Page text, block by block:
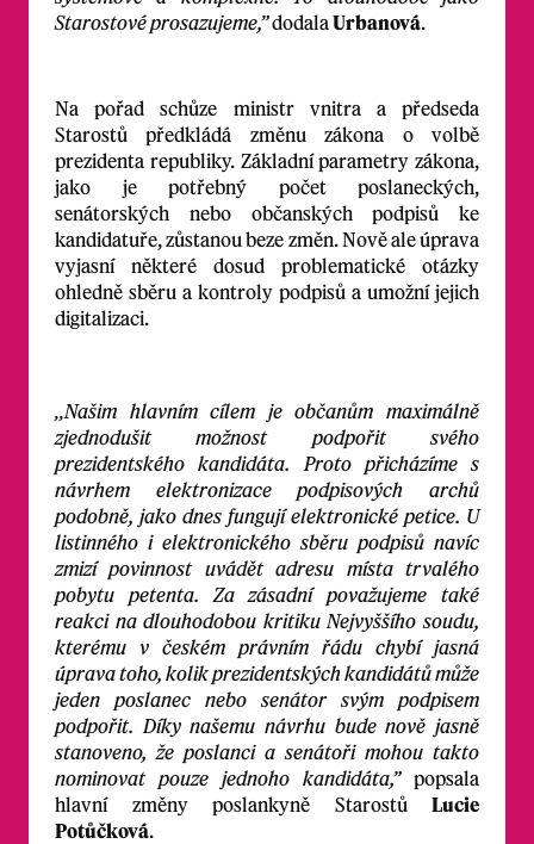
Starostové prosazujeme,”dodalaUrbanová.
Na pořad schůze ministr vnitra a předseda
Starostů předkládá změnu zákona o volbě
prezidenta republiky. Základní parametry zákona,
jako je potřebný počet poslaneckých,
senátorských nebo občanských podpisů ke
kandidatuře, zůstanou beze změn. Nově ale úprava
vyjasní některé dosud problematické otázky
ohledně sběru a kontroly podpisů a umožní jejich
digitalizaci.
‚‚Našim hlavním cílem je občanům maximálně
zjednodušit možnost podpořit svého
prezidentského kandidáta. Proto přicházíme s
návrhem elektronizace podpisových archů
podobně, jako dnes fungují elektronické petice. U
listinného i elektronického sběru podpisů navíc
zmizí povinnost uvádět adresu místa trvalého
pobytu petenta. Za zásadní považujeme také
reakci na dlouhodobou kritiku Nejvyššího soudu,
kterému v českém právním řádu chybí jasná
úprava toho, kolik prezidentských kandidátů může
jeden poslanec nebo senátor svým podpisem
podpořit. Díky našemu návrhu bude nově jasně
stanoveno, že poslanci a senátoři mohou takto
nominovat pouze jednoho kandidáta,” popsala
hlavní změny poslankyně Starostů Lucie
Potůčková.